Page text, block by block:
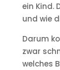
ein Kind.
und wie
Darum
zwar
welches